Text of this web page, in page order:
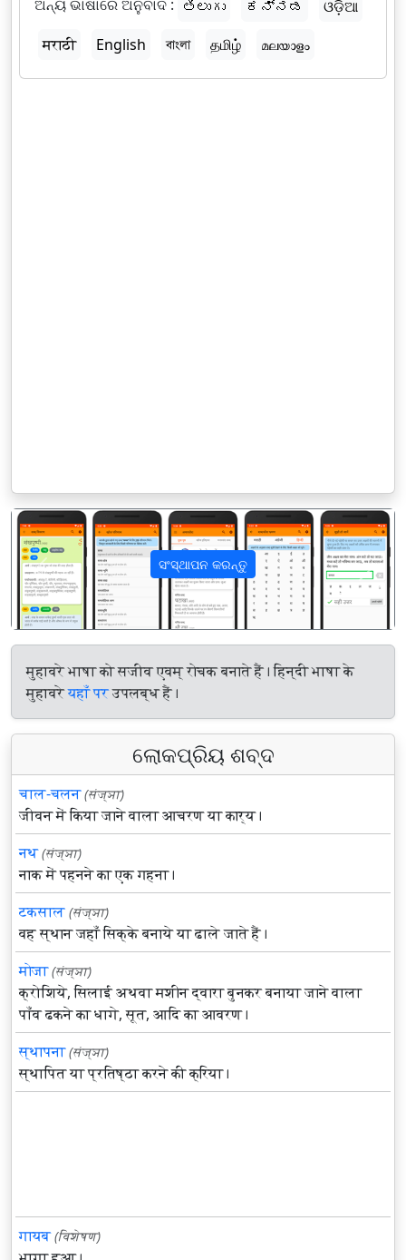
ଅନ୍ୟ ଭାଷାରେ ଅନୁବାଦ : తెలుగు ಕನ್ನಡ
ଓଡ଼ିଆ
मराठी
English বাংলা தமிழ் മലയാളം
ସଂସ୍ଥାପନ କରନ୍ତୁ
पिछला अगला
मुहावरे भाषा को सजीव एवम् रोचक बनाते हैं। हिन्दी भाषा के
मुहावरेयहाँ परउपलब्ध हैं।
ଲୋକପ୍ରିୟ ଶବ୍ଦ
चाल-चलन (संज्ञा)
जीवन में किया जाने वाला आचरण या कार्य।
नथ (संज्ञा)
नाक में पहनने का एक गहना।
टकसाल (संज्ञा)
वह स्थान जहाँ सिक्के बनाये या ढाले जाते हैं।
मोजा (संज्ञा)
क्रोशिये, सिलाई अथवा मशीन द्वारा बुनकर बनाया जाने वाला
पाँव ढकने का धागे, सूत, आदि का आवरण।
स्थापना (संज्ञा)
स्थापित या प्रतिष्ठा करने की क्रिया।
गायब (विशेषण)